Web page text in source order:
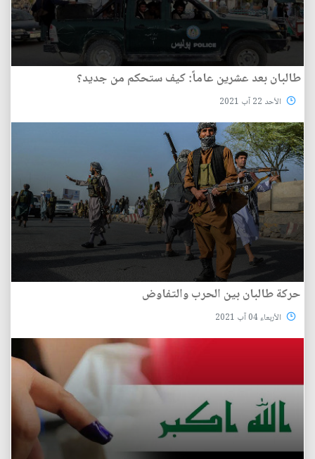
طالبان بعد عشرين عاماً: كيف ستحكم من جديد؟
الأحد 22 آب 2021
حركة طالبان بين الحرب والتفاوض
الأربعاء 04 آب 2021